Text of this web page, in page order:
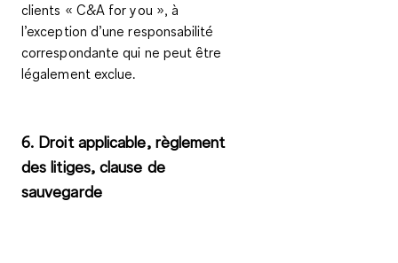
clients « C&A for you », à
l’exception d’une responsabilité
correspondante qui ne peut être
légalement exclue.
6. Droit applicable, règlement
des litiges, clause de
sauvegarde